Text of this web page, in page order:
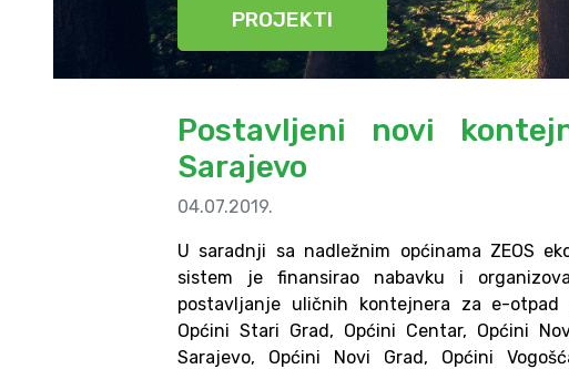
PROJEKTI
Postavljeni novi
Sarajevo
04.07.2019.
U saradnji sa nadležnim općinama ZEOS
sistem je finansirao nabavku i
postavljanje uličnih kontejnera za e-otpad
Općini Stari Grad, Općini Centar, Općini
Sarajevo, Općini Novi Grad, Općini